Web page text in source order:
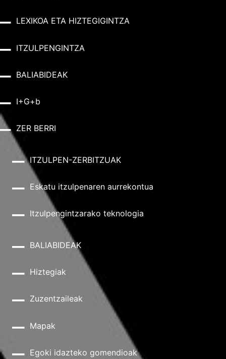
LEXIKOA ETA HIZTEGIGINTZA
ITZULPENGINTZA
BALIABIDEAK
I+G+b
ZER BERRI
ITZULPEN-ZERBITZUAK
Eskatu itzulpenaren aurrekontua
Itzulpengintzarako teknologia
BALIABIDEAK
Hiztegiak
Zuzentzaileak
Mapak
Egoki idazteko gomendioak